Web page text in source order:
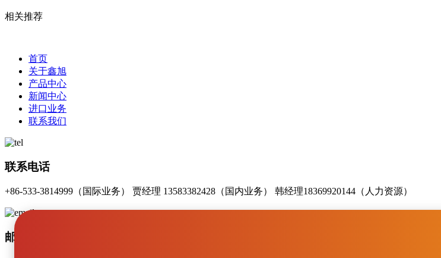
相关推荐
首页
关于鑫旭
产品中心
新闻中心
进口业务
联系我们
联系电话
+86-533-3814999（国际业务） 贾经理 13583382428（国内业务） 韩经理18369920144（人力资源）
邮箱(Email)